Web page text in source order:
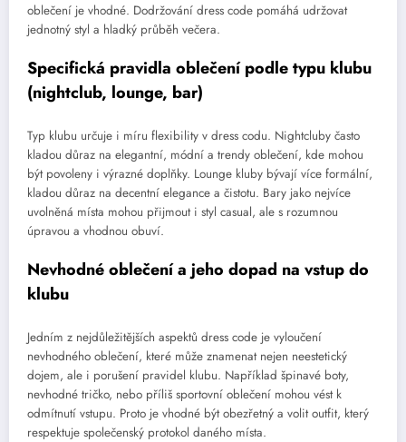
oblečení je vhodné. Dodržování dress code pomáhá udržovat
jednotný styl a hladký průběh večera.
Specifická pravidla oblečení podle typu klubu
(nightclub, lounge, bar)
Typ klubu určuje i míru flexibility v dress codu. Nightcluby často
kladou důraz na elegantní, módní a trendy oblečení, kde mohou
být povoleny i výrazné doplňky. Lounge kluby bývají více formální,
kladou důraz na decentní elegance a čistotu. Bary jako nejvíce
uvolněná místa mohou přijmout i styl casual, ale s rozumnou
úpravou a vhodnou obuví.
Nevhodné oblečení a jeho dopad na vstup do
klubu
Jedním z nejdůležitějších aspektů dress code je vyloučení
nevhodného oblečení, které může znamenat nejen neestetický
dojem, ale i porušení pravidel klubu. Například špinavé boty,
nevhodné tričko, nebo příliš sportovní oblečení mohou vést k
odmítnutí vstupu. Proto je vhodné být obezřetný a volit outfit, který
respektuje společenský protokol daného místa.